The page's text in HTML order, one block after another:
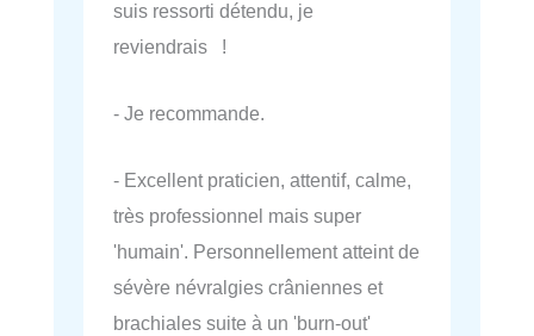
suis ressorti détendu, je
reviendrais !
- Je recommande.
- Excellent praticien, attentif, calme,
très professionnel mais super
'humain'. Personnellement atteint de
sévère névralgies crâniennes et
brachiales suite à un 'burn-out'